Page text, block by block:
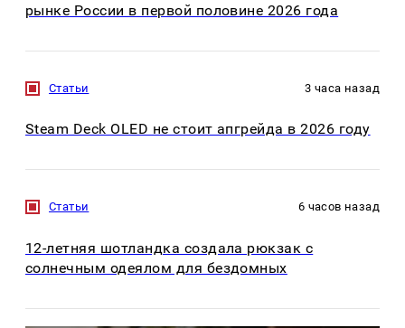
рынке России в первой половине 2026 года
Статьи 3 часа назад
Steam Deck OLED не стоит апгрейда в 2026 году
Статьи 6 часов назад
12-летняя шотландка создала рюкзак с
солнечным одеялом для бездомных